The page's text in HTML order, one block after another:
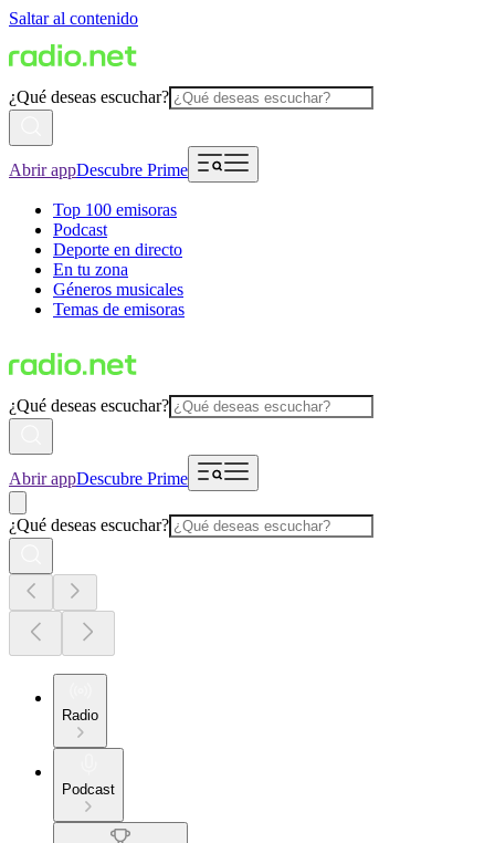
Saltar al contenido
¿Qué deseas escuchar?
Abrir appDescubre Prime
Top 100 emisoras
Podcast
Deporte en directo
En tu zona
Géneros musicales
Temas de emisoras
¿Qué deseas escuchar?
Abrir appDescubre Prime
¿Qué deseas escuchar?
Radio
Podcast